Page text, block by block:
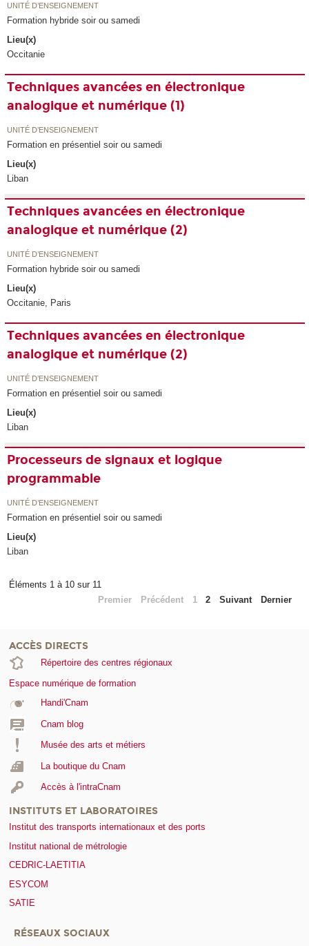
UNITÉ D’ENSEIGNEMENT
Formation hybride soir ou samedi
Lieu(x)
Occitanie
Techniques avancées en électronique
analogique et numérique (1)
UNITÉ D’ENSEIGNEMENT
Formation en présentiel soir ou samedi
Lieu(x)
Liban
Techniques avancées en électronique
analogique et numérique (2)
UNITÉ D’ENSEIGNEMENT
Formation hybride soir ou samedi
Lieu(x)
Occitanie, Paris
Techniques avancées en électronique
analogique et numérique (2)
UNITÉ D’ENSEIGNEMENT
Formation en présentiel soir ou samedi
Lieu(x)
Liban
Processeurs de signaux et logique
programmable
UNITÉ D’ENSEIGNEMENT
Formation en présentiel soir ou samedi
Lieu(x)
Liban
Éléments 1 à 10 sur 11
Premier
Précédent 1 2 Suivant Dernier
ACCÈS DIRECTS
Répertoire des centres régionaux
Espace numérique de formation
Handi'Cnam
Cnam blog
Musée des arts et métiers
La boutique du Cnam
Accès à l'intraCnam
INSTITUTS ET LABORATOIRES
Institut des transports internationaux et des ports
Institut national de métrologie
CEDRIC-LAETITIA
ESYCOM
SATIE
RÉSEAUX SOCIAUX